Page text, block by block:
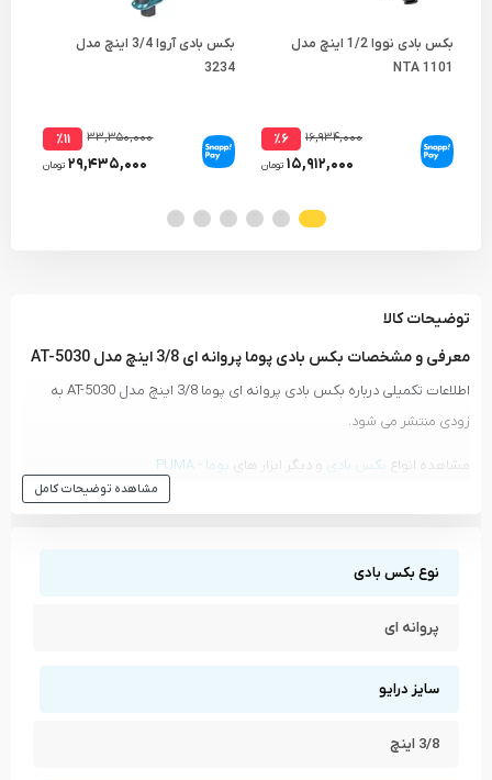
بکس بادی نووا 1/2 اینچ مدل
NTA 1101
۱۶,۹۳۴,۰۰۰ ٪۶
۱۵,۹۱۲,۰۰۰ تومان
بکس بادی آروا 3/4 اینچ مدل
3234
۳۳,۳۵۰,۰۰۰ ٪۱۱
۲۹,۴۳۵,۰۰۰ تومان
توضیحات کالا
معرفی و مشخصات بکس بادی پوما پروانه ای 3/8 اینچ مدل AT-5030
اطلاعات تکمیلی درباره بکس بادی پروانه ای پوما 3/8 اینچ مدل AT-5030 به
زودی منتشر می شود.
مشاهده انواع بکس بادی و دیگر ابزار های پوما - PUMA
مشاهده توضیحات کامل
نوع بکس بادی
پروانه ای
سایز درایو
3/8 اینچ